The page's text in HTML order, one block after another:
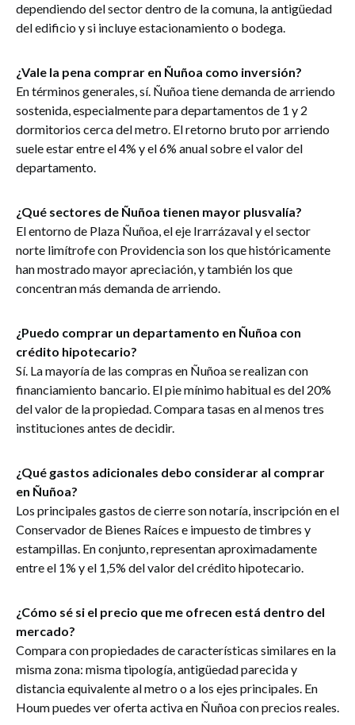
dependiendo del sector dentro de la comuna, la antigüedad
del edificio y si incluye estacionamiento o bodega.
¿Vale la pena comprar en Ñuñoa como inversión?
En términos generales, sí. Ñuñoa tiene demanda de arriendo
sostenida, especialmente para departamentos de 1 y 2
dormitorios cerca del metro. El retorno bruto por arriendo
suele estar entre el 4% y el 6% anual sobre el valor del
departamento.
¿Qué sectores de Ñuñoa tienen mayor plusvalía?
El entorno de Plaza Ñuñoa, el eje Irarrázaval y el sector
norte limítrofe con Providencia son los que históricamente
han mostrado mayor apreciación, y también los que
concentran más demanda de arriendo.
¿Puedo comprar un departamento en Ñuñoa con
crédito hipotecario?
Sí. La mayoría de las compras en Ñuñoa se realizan con
financiamiento bancario. El pie mínimo habitual es del 20%
del valor de la propiedad. Compara tasas en al menos tres
instituciones antes de decidir.
¿Qué gastos adicionales debo considerar al comprar
en Ñuñoa?
Los principales gastos de cierre son notaría, inscripción en el
Conservador de Bienes Raíces e impuesto de timbres y
estampillas. En conjunto, representan aproximadamente
entre el 1% y el 1,5% del valor del crédito hipotecario.
¿Cómo sé si el precio que me ofrecen está dentro del
mercado?
Compara con propiedades de características similares en la
misma zona: misma tipología, antigüedad parecida y
distancia equivalente al metro o a los ejes principales. En
Houm puedes ver oferta activa en Ñuñoa con precios reales.